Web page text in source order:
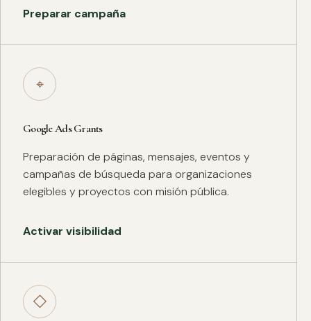
Preparar campaña
⌖
Google Ads Grants
Preparación de páginas, mensajes, eventos y
campañas de búsqueda para organizaciones
elegibles y proyectos con misión pública.
Activar visibilidad
◇